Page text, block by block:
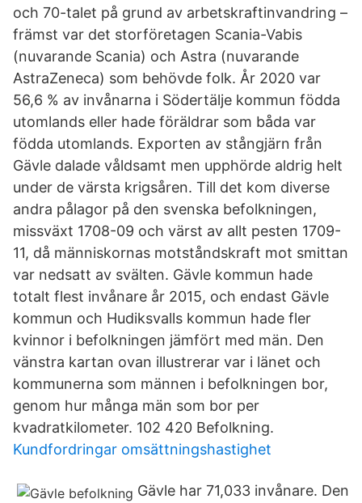
och 70-talet på grund av arbetskraftinvandring –
främst var det storföretagen Scania-Vabis
(nuvarande Scania) och Astra (nuvarande
AstraZeneca) som behövde folk. År 2020 var
56,6 % av invånarna i Södertälje kommun födda
utomlands eller hade föräldrar som båda var
födda utomlands. Exporten av stångjärn från
Gävle dalade våldsamt men upphörde aldrig helt
under de värsta krigsåren. Till det kom diverse
andra pålagor på den svenska befolkningen,
missväxt 1708-09 och värst av allt pesten 1709-
11, då människornas motståndskraft mot smittan
var nedsatt av svälten. Gävle kommun hade
totalt flest invånare år 2015, och endast Gävle
kommun och Hudiksvalls kommun hade fler
kvinnor i befolkningen jämfört med män. Den
vänstra kartan ovan illustrerar var i länet och
kommunerna som männen i befolkningen bor,
genom hur många män som bor per
kvadratkilometer. 102 420 Befolkning.
Kundfordringar omsättningshastighet
Gävle har 71,033 invånare. Den